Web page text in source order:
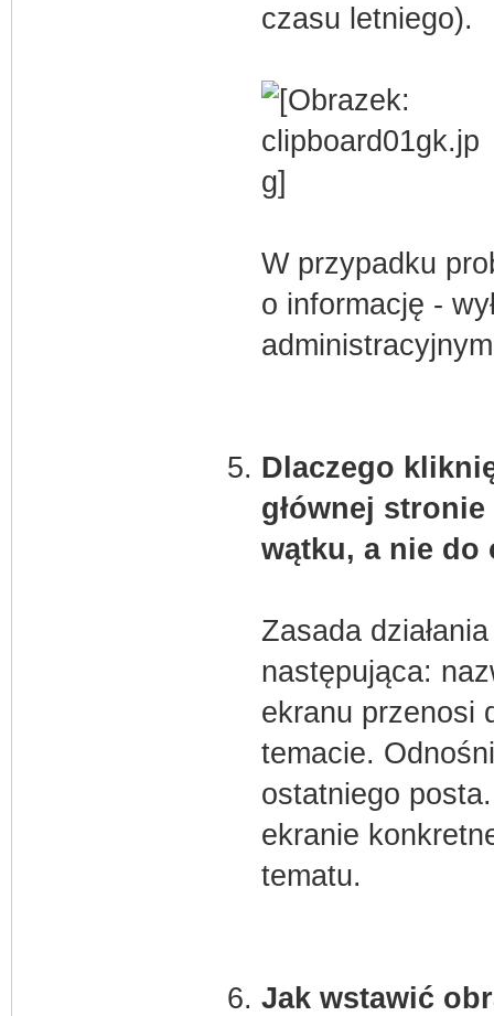
czasu letniego).
W przypadku
o informację -
Dlaczego
głównej
wątku, a nie do
Zasada
następująca:
ekranu przenosi
temacie.
ostatniego
ekranie
tematu.
Jak wstawić